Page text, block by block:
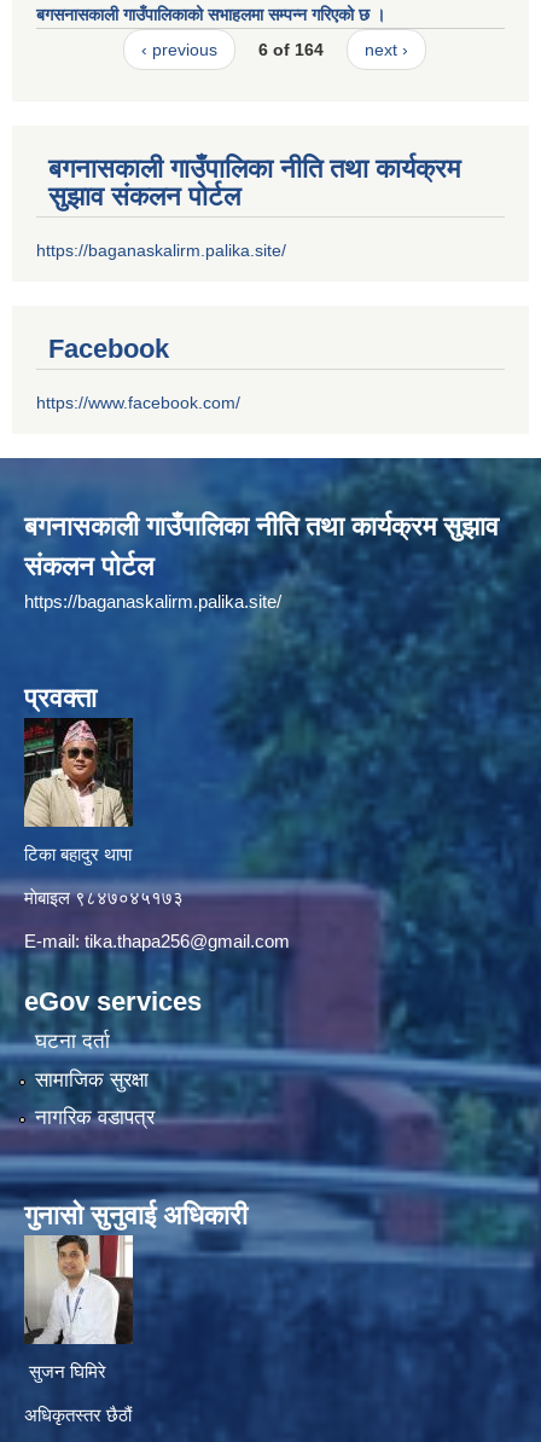
बगसनासकाली गाउँपालिकाको सभाहलमा सम्पन्न गरिएको छ ।
‹ previous
6 of 164 next ›
बगनासकाली गाउँपालिका नीति तथा कार्यक्रम
सुझाव संकलन पोर्टल
https://baganaskalirm.palika.site/
Facebook
https://www.facebook.com/
बगनासकाली गाउँपालिका नीति तथा कार्यक्रम सुझाव
संकलन पोर्टल
https://baganaskalirm.palika.site/
प्रवक्ता
टिका बहादुर थापा
माे‍बाइल ९८४७०४५१७३
E-mail: tika.thapa256@gmail.com
eGov services
घटना दर्ता
सामाजिक सुरक्षा
नागरिक वडापत्र
गुनासाे सुनुवाई अधिकारी
सुजन घिमिरे
अधिकृतस्तर छैठौं‌